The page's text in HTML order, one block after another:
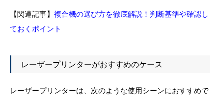
【関連記事】 複合機の選び方を徹底解説！判断基準や確認し
ておくポイント
レーザープリンターがおすすめのケース
レーザープリンターは、次のような使用シーンにおすすめで